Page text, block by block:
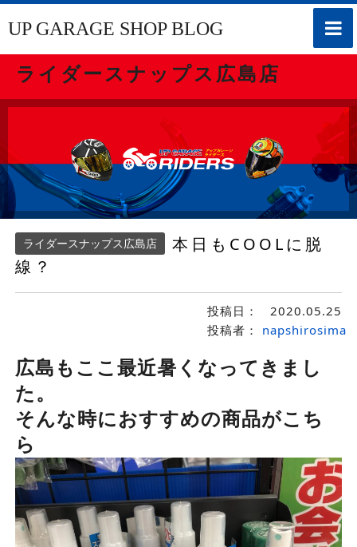
toggle
UP GARAGE SHOP BLOG
ライダースナップス広島店
ライダースナップス広島店
本日もCOOLに脱
線？
投稿日：
2020.05.25
投稿者：
napshirosima
広島もここ最近暑くなってきまし
た。
そんな時におすすめの商品がこち
ら